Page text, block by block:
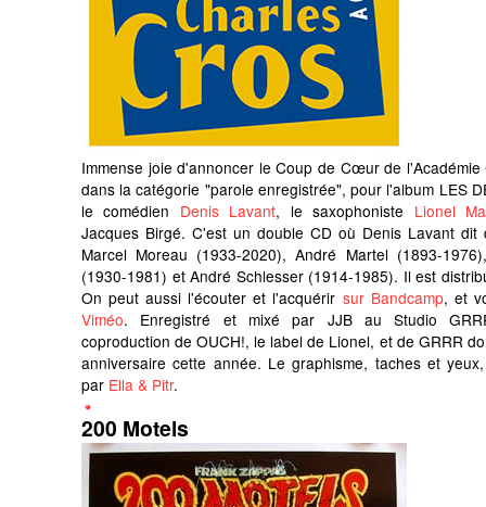
Immense joie d'annoncer le Coup de Cœur de l'Académie
dans la catégorie "parole enregistrée", pour l'album LES
le comédien Denis Lavant, le saxophoniste Lionel
Jacques Birgé. C'est un double CD où Denis Lavant dit
Marcel Moreau (1933-2020), André Martel (1893-
(1930-1981) et André Schlesser (1914-1985). Il est
On peut aussi l'écouter et l'acquérir sur Bandcamp, et
Viméo. Enregistré et mixé par JJB au Studio
coproduction de OUCH!, le label de Lionel, et de GRRR
anniversaire cette année. Le graphisme, taches et
par Ella & Pitr.
200 Motels